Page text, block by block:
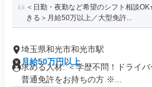
＜日勤・夜勤など希望のシフト相談
きる＞月給50万以上／大型免許...
埼玉県和光市和光市駅
月給50万円以上
求める人材: ＜学歴不問！ドライ
普通免許をお持ちの方 ※...